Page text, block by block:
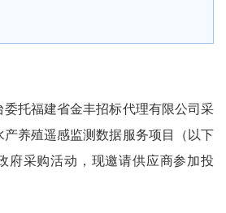
托福建省金丰招标代理有限公司采
产养殖遥感监测数据服务项目（以下
府采购活动，现邀请供应商参加投